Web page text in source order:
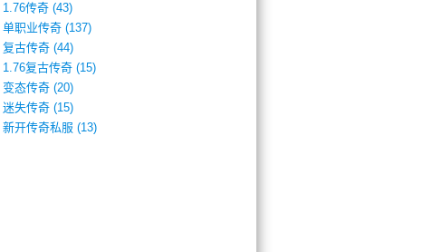
1.76传奇 (43)
单职业传奇 (137)
复古传奇 (44)
1.76复古传奇 (15)
变态传奇 (20)
迷失传奇 (15)
新开传奇私服 (13)